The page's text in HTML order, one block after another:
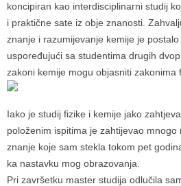
koncipiran kao interdisciplinarni studij
i praktične sate iz obje znanosti.
znanje i razumijevanje kemije je
uspoređujući sa studentima drugih
zakoni kemije mogu objasniti zakonima
Iako je studij fizike i kemije jako
položenim ispitima je zahtijevao
znanje koje sam stekla tokom pet
ka nastavku mog obrazovanja.
Pri završetku master studija odlučila